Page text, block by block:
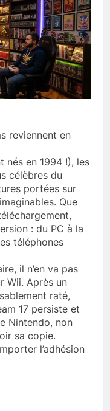
reviennent en
nés en 1994 !), les
célèbres du
portées sur
Que
: du PC à la
téléphones
il n’en va pas
Wii. Après un
raté,
17 persiste et
Nintendo, non
sa copie.
l’adhésion